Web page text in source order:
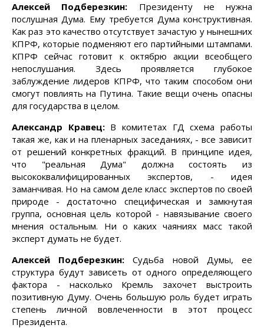
Алексей Подберезкин: Президенту не нужна
послушная Дума. Ему требуется Дума конструктивная.
Как раз это качество отсутствует зачастую у нынешних
КПРФ, которые подменяют его партийными штампами.
КПРФ сейчас готовит к октябрю акции всеобщего
непослушания. Здесь проявляется глубокое
заблуждение лидеров КПРФ, что таким способом они
смогут повлиять на Путина. Такие вещи очень опасны
для государства в целом.
Александр Кравец:В комитетах ГД схема работы
такая же, как и на пленарных заседаниях, - все зависит
от решений конкретных фракций. В принципе идея,
что "реальная Дума" должна состоять из
высококвалифицированных экспертов, - идея
заманчивая. Но на самом деле класс экспертов по своей
природе - достаточно специфическая и замкнутая
группа, основная цель которой - навязывание своего
мнения остальным. Ни о каких чаяниях масс такой
эксперт думать не будет.
Алексей Подберезкин: Судьба новой Думы, ее
структура будут зависеть от одного определяющего
фактора - насколько Кремль захочет выстроить
позитивную Думу. Очень большую роль будет играть
степень личной вовлеченности в этот процесс
Президента.